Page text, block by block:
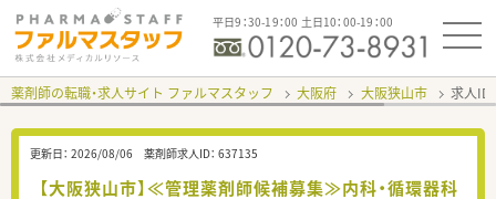
平日9：30-19：00 土日10：00-19：00
薬剤師の転職・求人サイト ファルマスタッフ 大阪府 大阪狭山市 求人ID
更新日： 2026/08/06 薬剤師求人ID： 637135
【大阪狭山市】≪管理薬剤師候補募集≫内科・循環器科